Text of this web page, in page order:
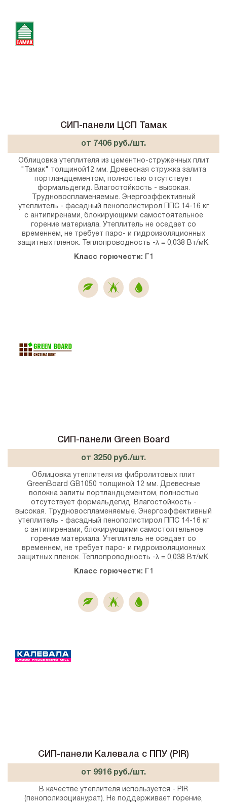
СИП-панели ЦСП Тамак
от 7406 руб./шт.
Облицовка утеплителя из цементно-стружечных плит
"Тамак" толщиной12 мм. Древесная стружка залита
портландцементом, полностью отсутствует
формальдегид. Влагостойкость - высокая.
Трудновоспламеняемые. Энергоэффективный
утеплитель - фасадный пенополистирол ППС 14-16 кг
с антипиренами, блокирующими самостоятельное
горение материала. Утеплитель не оседает со
временнем, не требует паро- и гидроизоляционных
защитных пленок. Теплопроводность -λ = 0,038 Вт/мК.
Класс горючести: Г1
СИП-панели Green Board
от 3250 руб./шт.
Облицовка утеплителя из фибролитовых плит
GreenBoard GB1050 толщиной 12 мм. Древесные
волокна залиты портландцементом, полностью
отсутствует формальдегид. Влагостойкость -
высокая. Трудновоспламеняемые. Энергоэффективный
утеплитель - фасадный пенополистирол ППС 14-16 кг
с антипиренами, блокирующими самостоятельное
горение материала. Утеплитель не оседает со
временнем, не требует паро- и гидроизоляционных
защитных пленок. Теплопроводность -λ = 0,038 Вт/мК.
Класс горючести: Г1
СИП-панели Калевала с ППУ (PIR)
от 9916 руб./шт.
В качестве утеплителя используется - PIR
(пенополизоцианурат). Не поддерживает горение,